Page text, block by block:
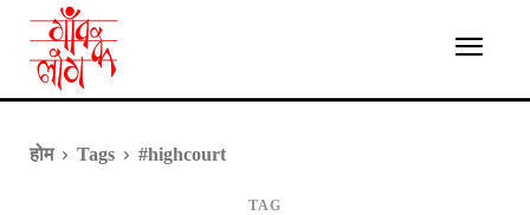
होम Tags #highcourt
TAG